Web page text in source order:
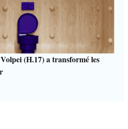
(H.17) a transformé les